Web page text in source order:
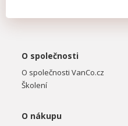
O společnosti
O společnosti VanCo.cz
Školení
O nákupu